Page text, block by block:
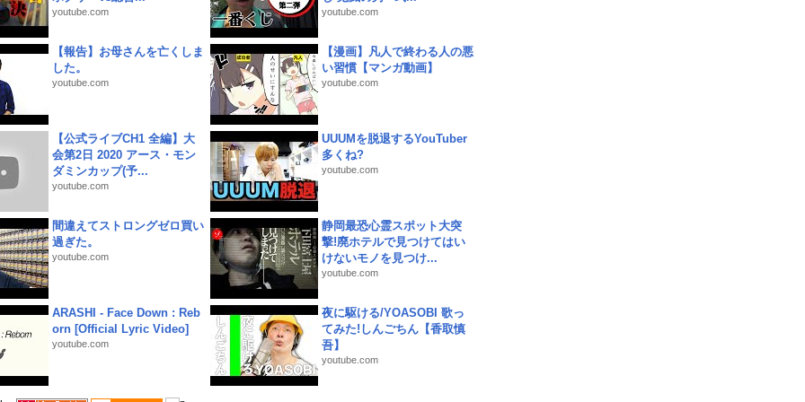
youtube.com youtube.com
【報告】お母さんを亡くしま
した。
youtube.com
【漫画】凡人で終わる人の悪
い習慣【マンガ動画】
youtube.com
【公式ライブCH1 全編】大
会第2日 2020 アース・モン
ダミンカップ(予...
youtube.com
UUUMを脱退するYouTuber
多くね?
youtube.com
間違えてストロングゼロ買い
過ぎた。
youtube.com
静岡最恐心霊スポット大突
撃!廃ホテルで見つけてはい
けないモノを見つけ...
youtube.com
ARASHI - Face Down : Reb
orn [Official Lyric Video]
youtube.com
夜に駆ける/YOASOBI 歌っ
てみた!しんごちん【香取慎
吾】
youtube.com